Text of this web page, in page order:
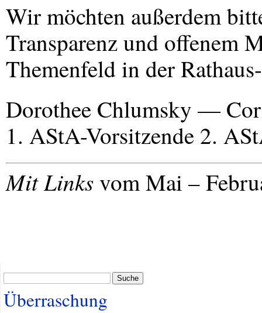
Wir möchten außerdem
Transparenz und offenem
Themenfeld in der
Dorothee Chlumsky —
1. AStA-Vorsitzende 2.
Mit Linksvom Mai –
Suche
Überraschung